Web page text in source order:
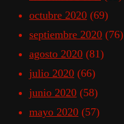
octubre 2020 (69)
septiembre 2020 (76)
agosto 2020 (81)
julio 2020 (66)
junio 2020 (58)
mayo 2020 (57)